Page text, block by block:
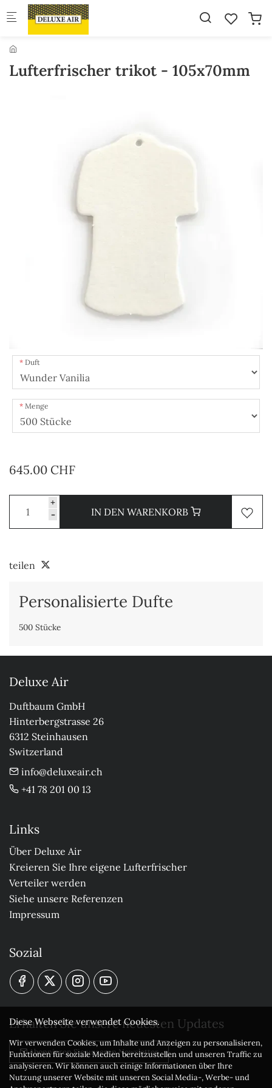
Skip to main content
Lufterfrischer trikot - 105x70mm
Duft
Menge
645.00 CHF
+
-
IN DEN WARENKORB
teilen
Personalisierte Dufte
500 Stücke
Deluxe Air
Duftbaum GmbH
Hinterbergstrasse 26
6312 Steinhausen
Switzerland
info@deluxeair.ch
+41 78 201 00 13
Links
Über Deluxe Air
Kreieren Sie Ihre eigene Lufterfrischer
Verteiler werden
Siehe unsere Referenzen
Impressum
Sozial
Erhalten Sie unsere neuesten Updates
Abonnieren Sie unseren Newsletter
Diese Webseite verwendet Cookies.
Wir verwenden Cookies, um Inhalte und Anzeigen zu personalisieren,
Funktionen für soziale Medien bereitzustellen und unseren Traffic zu
analysieren. Wir können auch einige Informationen über Ihre
Nutzung unserer Website mit unseren Social Media-, Werbe- und